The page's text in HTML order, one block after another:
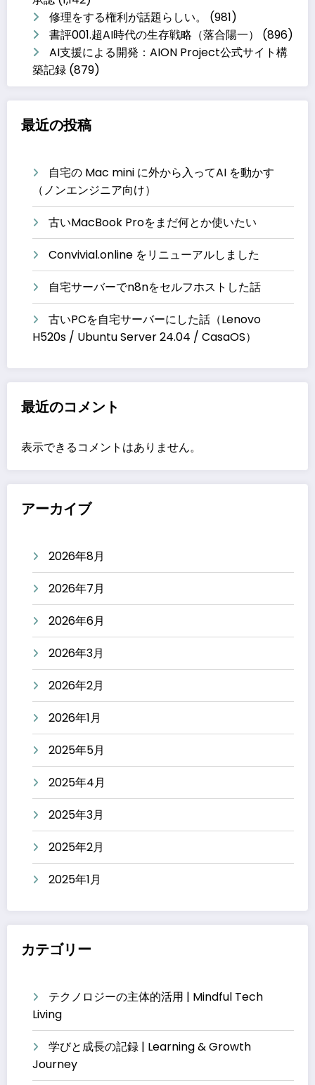
修理をする権利が話題らしい。
(981)
書評001.超AI時代の生存戦略（落合陽一）
(896)
AI支援による開発：AION Project公式サイト構
築記録 (879)
最近の投稿
自宅の Mac mini に外から入ってAI を動かす
（ノンエンジニア向け）
古いMacBook Proをまだ何とか使いたい
Convivial.online をリニューアルしました
自宅サーバーでn8nをセルフホストした話
古いPCを自宅サーバーにした話（Lenovo
H520s / Ubuntu Server 24.04 / CasaOS）
最近のコメント
表示できるコメントはありません。
アーカイブ
2026年8月
2026年7月
2026年6月
2026年3月
2026年2月
2026年1月
2025年5月
2025年4月
2025年3月
2025年2月
2025年1月
カテゴリー
テクノロジーの主体的活用 | Mindful Tech
Living
学びと成長の記録 | Learning & Growth
Journey